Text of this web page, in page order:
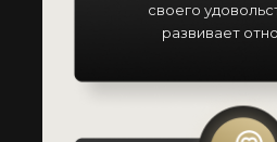
своего
развивает